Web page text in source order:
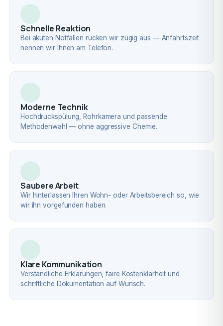
Schnelle Reaktion
Bei akuten Notfällen rücken wir zügig aus — Anfahrtszeit
nennen wir Ihnen am Telefon.
Moderne Technik
Hochdruckspülung, Rohrkamera und passende
Methodenwahl — ohne aggressive Chemie.
Saubere Arbeit
Wir hinterlassen Ihren Wohn- oder Arbeitsbereich so, wie
wir ihn vorgefunden haben.
Klare Kommunikation
Verständliche Erklärungen, faire Kostenklarheit und
schriftliche Dokumentation auf Wunsch.